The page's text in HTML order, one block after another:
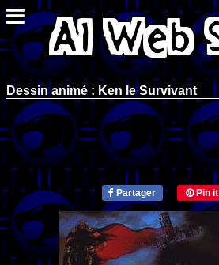
Dessin animé : Ken le Survivant
Partager Pin it